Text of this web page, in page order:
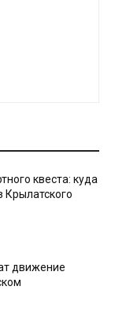
квеста: куда
Крылатского
движение